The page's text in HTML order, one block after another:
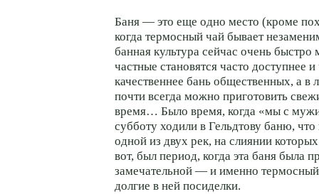
Баня — это еще одно место (кроме
когда термосный чай бывает
банная культура сейчас очень быстро
частные становятся часто доступнее
качественнее бань общественных, а в
почти всегда можно приготовить
время… Было время, когда «мы с
субботу ходили в Гельдтову баню,
одной из двух рек, на слиянии
вот, был период, когда эта баня была
замечательной — и именно
долгие в ней посиделки.